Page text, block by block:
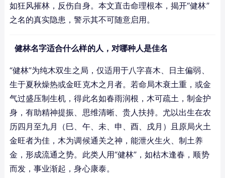
如狂风摧林，反伤自身。本文直击命理根本，揭开“健林”
之名的真实隐患，警示其不可随意启用。
健林名字适合什么样的人，对哪种人是佳名
“健林”为纯木双生之局，仅适用于八字喜木、日主偏弱、
生于夏秋燥热或金旺克木之月者。若命局木衰土重，或金
气过盛压制生机，得此名如春雨润根，木可疏土，制金护
身，有助精神提振、思维清晰、贵人扶持。尤以出生在农
历四月至九月（巳、午、未、申、酉、戌月）且原局火土
金旺者为佳，木为调候通关之神，能泄火生火、制土养
金，形成流通之势。此类人用“健林”，如枯木逢春，顺势
而发，事业渐起，身心康泰。